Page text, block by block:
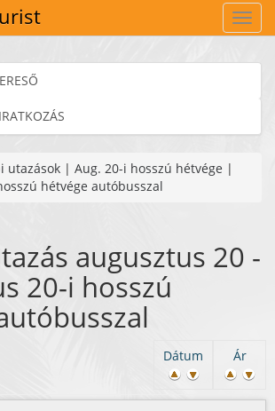
utazások | Aug. 20-i hosszú hétvége |
hétvége autóbusszal
augusztus 20 -
20-i hosszú
Ár
Dátum